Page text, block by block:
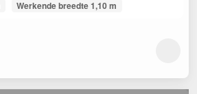
Werkende breedte 1,10 m